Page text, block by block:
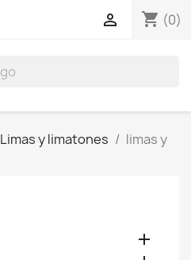
shopping_cart (0)

Limas y limatones
limas y
